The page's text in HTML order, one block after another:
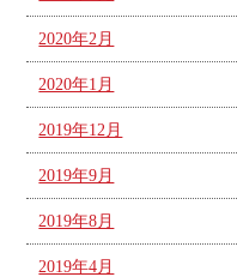
2020年2月
2020年1月
2019年12月
2019年9月
2019年8月
2019年4月